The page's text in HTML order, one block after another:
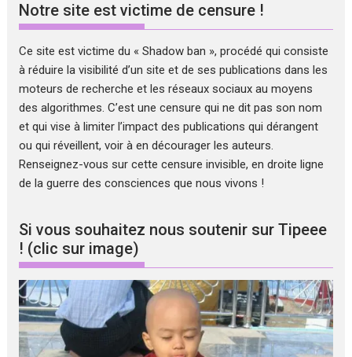
Notre site est victime de censure !
Ce site est victime du « Shadow ban », procédé qui consiste
à réduire la visibilité d’un site et de ses publications dans les
moteurs de recherche et les réseaux sociaux au moyens
des algorithmes. C’est une censure qui ne dit pas son nom
et qui vise à limiter l’impact des publications qui dérangent
ou qui réveillent, voir à en décourager les auteurs.
Renseignez-vous sur cette censure invisible, en droite ligne
de la guerre des consciences que nous vivons !
Si vous souhaitez nous soutenir sur Tipeee
! (clic sur image)